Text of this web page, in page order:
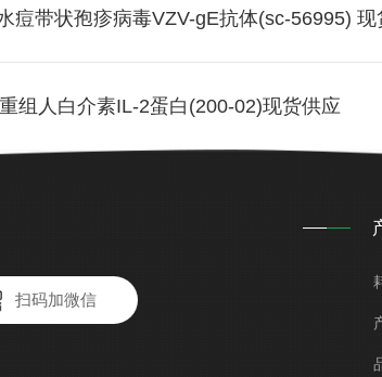
痘带状孢疹病毒VZV-gE抗体(sc-56995) 现
组人白介素IL-2蛋白(200-02)现货供应
扫码加微信